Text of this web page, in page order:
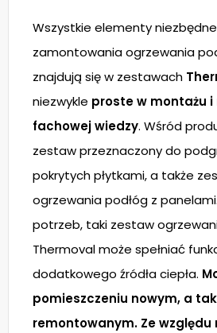
Wszystkie elementy
zamontowania ogrzewania
znajdują się w zestawach
niezwykle proste w montażu
fachowej wiedzy. Wśród
zestaw przeznaczony do
pokrytych płytkami, a także
ogrzewania podłóg z
potrzeb, taki zestaw
Thermoval może spełniać
dodatkowego źródła ciepła.
pomieszczeniu nowym, a
remontowanym. Ze względu